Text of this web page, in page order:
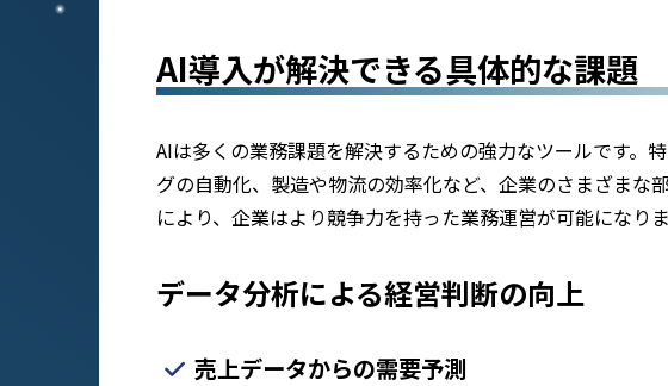
AI導入が解決できる具体的な課題
AIは多くの業務課題を解決するための強力なツールです。
グの自動化、製造や物流の効率化など、企業のさまざまな
により、企業はより競争力を持った業務運営が可能になりま
データ分析による経営判断の向上
売上データからの需要予測